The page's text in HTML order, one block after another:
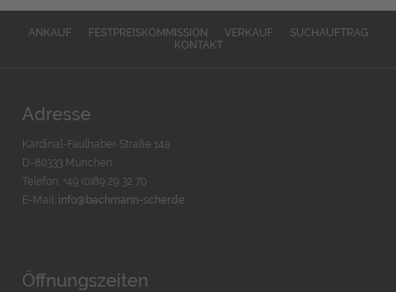
ANKAUF FESTPREISKOMMISSION VERKAUF
SUCHAUFTRAG
KONTAKT
Adresse
Kardinal-Faulhaber-Straße 14a
D-80333 München
Telefon: +49 (0)89 29 32 70
E-Mail: info@bachmann-scher.de
Öffnungszeiten